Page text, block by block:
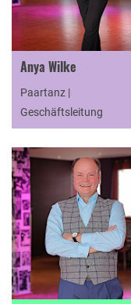
Anya Wilke
Paartanz |
Geschäftsleitung